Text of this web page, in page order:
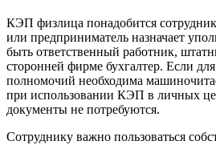
КЭП физлица понадобится
или предприниматель назначает
быть ответственный работник,
сторонней фирме бухгалтер. Если
полномочий необходима
при использовании КЭП в личных
документы не потребуются.
Сотруднику важно пользоваться